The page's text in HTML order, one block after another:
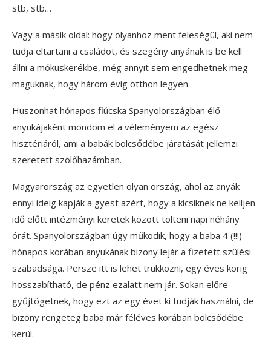
stb, stb…
Vagy a másik oldal: hogy olyanhoz ment feleségül, aki nem
tudja eltartani a családot, és szegény anyának is be kell
állni a mókuskerékbe, még annyit sem engedhetnek meg
maguknak, hogy három évig otthon legyen.
Huszonhat hónapos fiúcska Spanyolországban élő
anyukájaként mondom el a véleményem az egész
hisztériáról, ami a babák bölcsődébe járatását jellemzi
szeretett szölőhazámban.
Magyarország az egyetlen olyan ország, ahol az anyák
ennyi ideig kapják a gyest azért, hogy a kicsiknek ne kelljen
idő előtt intézményi keretek között tölteni napi néhány
órát. Spanyolországban úgy működik, hogy a baba 4 (!!!)
hónapos korában anyukának bizony lejár a fizetett szülési
szabadsága. Persze itt is lehet trükközni, egy éves korig
hosszabítható, de pénz ezalatt nem jár. Sokan előre
gyűjtögetnek, hogy ezt az egy évet ki tudják használni, de
bizony rengeteg baba már féléves korában bölcsődébe
kerül.